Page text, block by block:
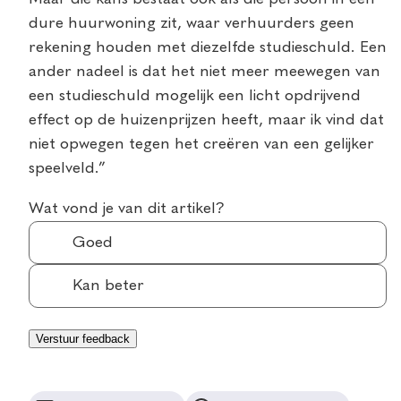
dure huurwoning zit, waar verhuurders geen
rekening houden met diezelfde studieschuld. Een
ander nadeel is dat het niet meer meewegen van
een studieschuld mogelijk een licht opdrijvend
effect op de huizenprijzen heeft, maar ik vind dat
niet opwegen tegen het creëren van een gelijker
speelveld.”
Wat vond je van dit artikel?
Goed
Kan beter